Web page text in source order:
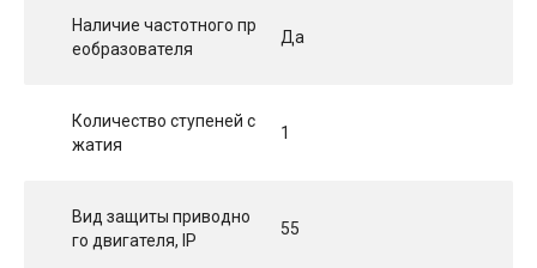
Наличие частотного пр
еобразователя
Да
Количество ступеней с
жатия
1
Вид защиты приводно
го двигателя, IP
55